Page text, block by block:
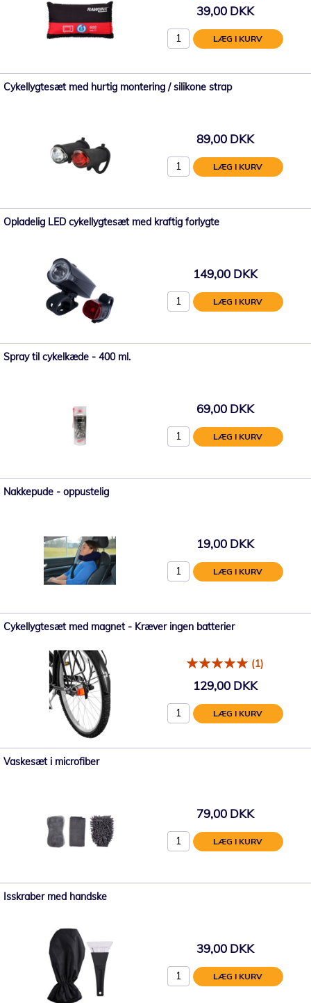
39,00 DKK
LÆG I KURV
Cykellygtesæt med hurtig montering / silikone strap
89,00 DKK
LÆG I KURV
Opladelig LED cykellygtesæt med kraftig forlygte
149,00 DKK
LÆG I KURV
Spray til cykelkæde - 400 ml.
69,00 DKK
LÆG I KURV
Nakkepude - oppustelig
19,00 DKK
LÆG I KURV
Cykellygtesæt med magnet - Kræver ingen batterier
(1)
129,00 DKK
LÆG I KURV
Vaskesæt i microfiber
79,00 DKK
LÆG I KURV
Isskraber med handske
39,00 DKK
LÆG I KURV